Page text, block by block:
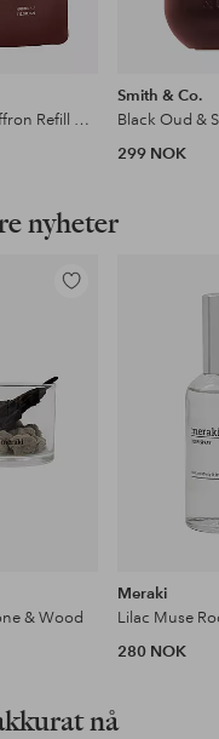
Black Oud & Saffron Refill Hand & Body Wash 400 ml
Smith & Co.
299 NOK
nyheter
Legg
& Wood
Meraki
280 NOK
nå